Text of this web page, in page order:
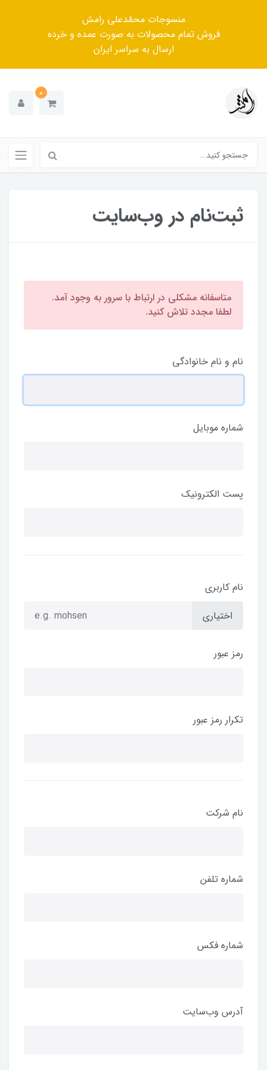
منسوجات محمّدعلی رامش
فروش تمام محصولات به صورت عمده و خرده
ارسال به سراسر ایران
0
ثبت‌نام در وب‌سایت
متاسفانه مشکلی در ارتباط با سرور به وجود آمد.
لطفا مجدد تلاش کنید.
نام و نام خانوادگی
شماره موبایل
پست الکترونیک
نام کاربری
اختیاری
رمز عبور
تکرار رمز عبور
نام شرکت
شماره تلفن
شماره فکس
آدرس وب‌سایت